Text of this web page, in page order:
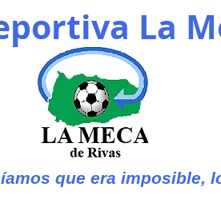
La
que era imposible,